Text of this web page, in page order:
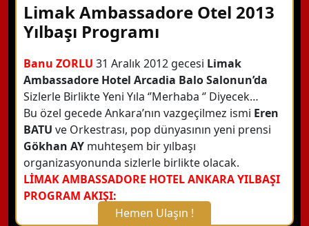
Limak Ambassadore Otel 2013
Yılbaşı Programı
Banu ZORLU 31 Aralık 2012 gecesi Limak
Ambassadore Hotel Arcadia Balo Salonun’da
Sizlerle BirlikteYeni Yıla ‘’Merhaba ‘’ Diyecek…
Bu özel gecede Ankara’nın vazgeçilmez ismi Eren
BATU ve Orkestrası, pop dünyasının yeni prensi
Gökhan AY muhteşem bir yılbaşı
organizasyonunda sizlerle birlikte olacak.
LİMAK AMBASSADORE HOTEL ANKARA YILBAŞI
PROGRAM AKIŞI:
Hemen Ulaşın !